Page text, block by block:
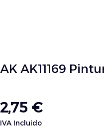
AK AK11169
2,75 €
IVA Incluido